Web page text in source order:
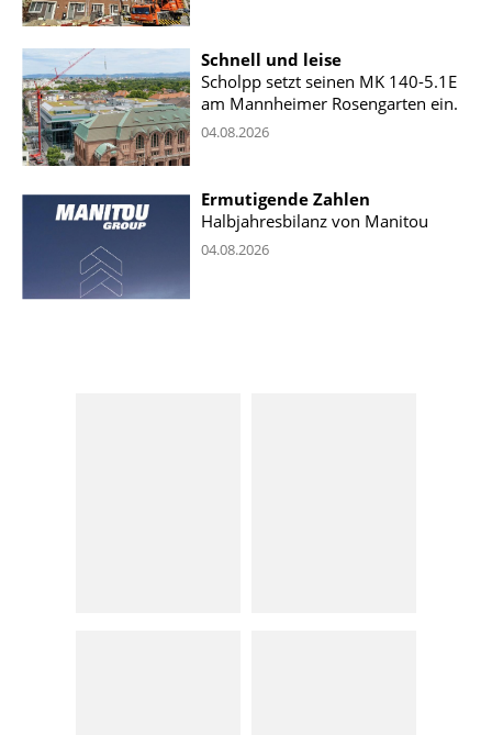
Schnell und leise
Scholpp setzt seinen MK 140-5.1E
am Mannheimer Rosengarten ein.
04.08.2026
Ermutigende Zahlen
Halbjahresbilanz von Manitou
04.08.2026